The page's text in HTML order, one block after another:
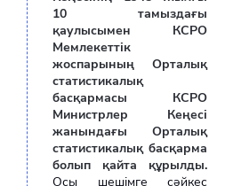
10 тамыздағы
қаулысымен КСРО
Мемлекеттік
жоспарының Орталық
статистикалық
басқармасы КСРО
Министрлер Кеңесі
жанындағы Орталық
статистикалық басқарма
болып қайта құрылды.
Осы шешімге сәйкес